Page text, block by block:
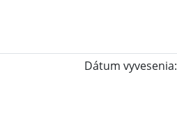
Dátum vyvesenia: